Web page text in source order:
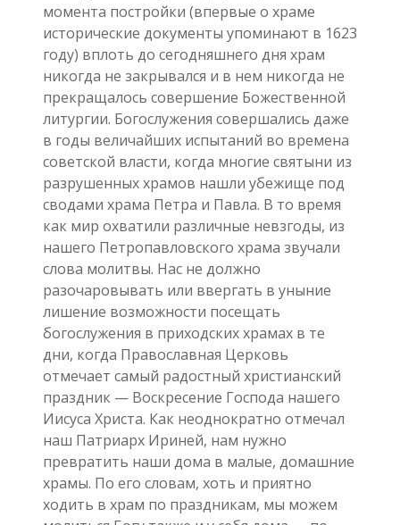
момента постройки (впервые о храме
исторические документы упоминают в 1623
году) вплоть до сегодняшнего дня храм
никогда не закрывался и в нем никогда не
прекращалось совершение Божественной
литургии. Богослужения совершались даже
в годы величайших испытаний во времена
советской власти, когда многие святыни из
разрушенных храмов нашли убежище под
сводами храма Петра и Павла. В то время
как мир охватили различные невзгоды, из
нашего Петропавловского храма звучали
слова молитвы. Нас не должно
разочаровывать или ввергать в уныние
лишение возможности посещать
богослужения в приходских храмах в те
дни, когда Православная Церковь
отмечает самый радостный христианский
праздник — Воскресение Господа нашего
Иисуса Христа. Как неоднократно отмечал
наш Патриарх Ириней, нам нужно
превратить наши дома в малые, домашние
храмы. По его словам, хоть и приятно
ходить в храм по праздникам, мы можем